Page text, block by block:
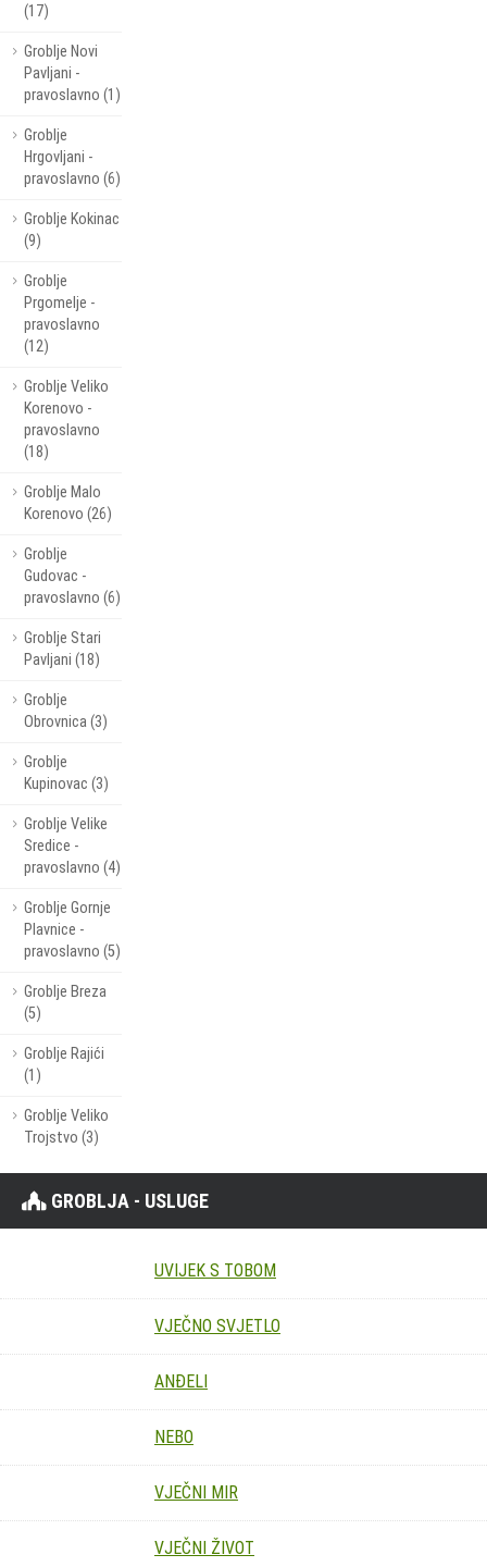
(17)
Groblje Novi
Pavljani -
pravoslavno (1)
Groblje
Hrgovljani -
pravoslavno (6)
Groblje Kokinac
(9)
Groblje
Prgomelje -
pravoslavno
(12)
Groblje Veliko
Korenovo -
pravoslavno
(18)
Groblje Malo
Korenovo (26)
Groblje
Gudovac -
pravoslavno (6)
Groblje Stari
Pavljani (18)
Groblje
Obrovnica (3)
Groblje
Kupinovac (3)
Groblje Velike
Sredice -
pravoslavno (4)
Groblje Gornje
Plavnice -
pravoslavno (5)
Groblje Breza
(5)
Groblje Rajići
(1)
Groblje Veliko
Trojstvo (3)
GROBLJA - USLUGE
UVIJEK S TOBOM
VJEČNO SVJETLO
ANĐELI
NEBO
VJEČNI MIR
VJEČNI ŽIVOT